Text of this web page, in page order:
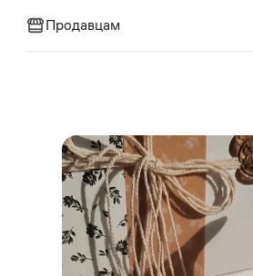
Продавцам